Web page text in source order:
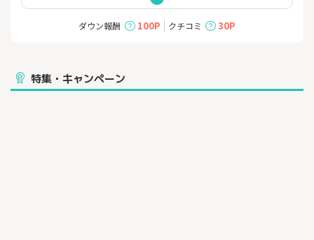
全国でお仕事可能！
在宅ワーク（内職・SOHO）なので、ご自宅で自分のご都合に合
わせて高収入のお仕事ができます。
ダウン報酬 100P クチコミ 30P
特集・キャンペーン